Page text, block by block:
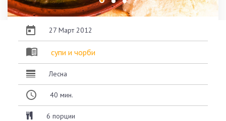
27 Март 2012
супи и чорби
Лесна
40 мин.
6 порции